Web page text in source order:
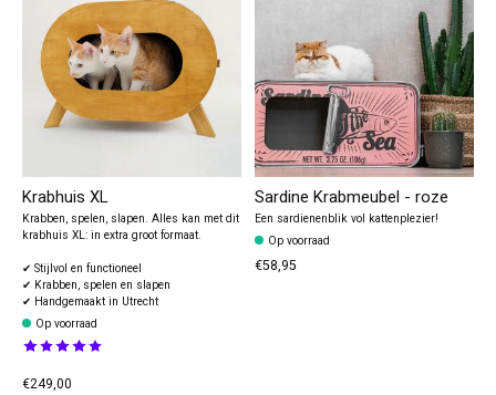
Krabhuis XL
Krabben, spelen, slapen. Alles kan met dit
krabhuis XL: in extra groot formaat.
✔ Stijlvol en functioneel
✔ Krabben, spelen en slapen
✔ Handgemaakt in Utrecht
Op voorraad
The rating of this product is
€249,00
Sardine Krabmeubel - roze
Een sardienenblik vol kattenplezier!
Op voorraad
€58,95